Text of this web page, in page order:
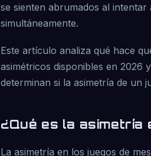
se sienten abrumados al
simultáneamente.
Este artículo analiza qué hace
asimétricos disponibles en 2026
determinan si la asimetría de un
¿Qué es la asimetría
La asimetría en los juegos de